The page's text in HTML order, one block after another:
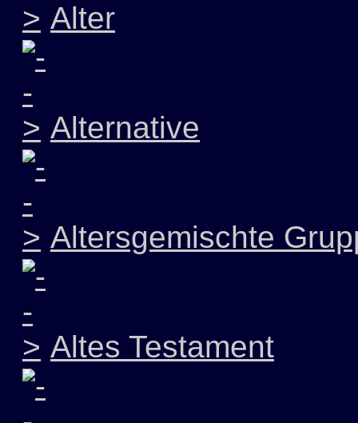
Alter
Alternative
Altersgemischte
Altes Testament